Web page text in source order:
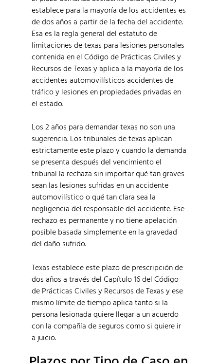
establece para la mayoría de los accidentes es
de dos años a partir de la fecha del accidente.
Esa es la regla general del estatuto de
limitaciones de texas para lesiones personales
contenida en el Código de Prácticas Civiles y
Recursos de Texas y aplica a la mayoría de los
accidentes automovilísticos accidentes de
tráfico y lesiones en propiedades privadas en
el estado.
Los 2 años para demandar texas no son una
sugerencia. Los tribunales de texas aplican
estrictamente este plazo y cuando la demanda
se presenta después del vencimiento el
tribunal la rechaza sin importar qué tan graves
sean las lesiones sufridas en un accidente
automovilístico o qué tan clara sea la
negligencia del responsable del accidente. Ese
rechazo es permanente y no tiene apelación
posible basada simplemente en la gravedad
del daño sufrido.
Texas establece este plazo de prescripción de
dos años a través del Capítulo 16 del Código
de Prácticas Civiles y Recursos de Texas y ese
mismo límite de tiempo aplica tanto si la
persona lesionada quiere llegar a un acuerdo
con la compañía de seguros como si quiere ir
a juicio.